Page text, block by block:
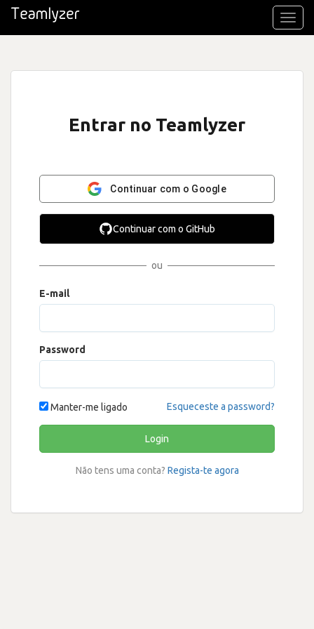
Entrar no Teamlyzer
Continuar com o Google
Continuar com o GitHub
ou
E-mail
Password
Manter-me ligado Esqueceste a password?
Login
Não tens uma conta? Regista-te agora